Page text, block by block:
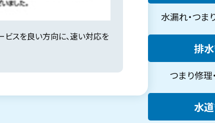
ビスを良い方向に、速い対応を
水漏れ・つま
排
つまり修
水